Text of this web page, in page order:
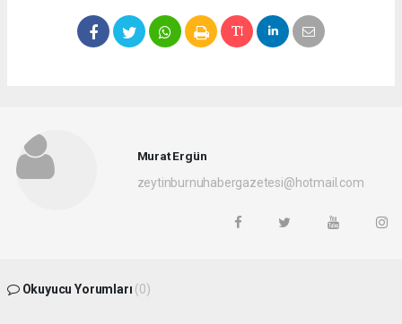
Murat Ergün
zeytinburnuhabergazetesi@hotmail.com
Okuyucu Yorumları (0)